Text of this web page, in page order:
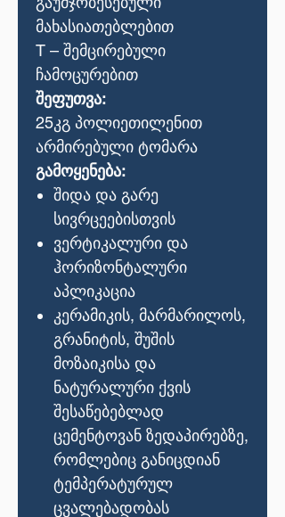
მახასიათებლებით
T – შემცირებული
ჩამოცურებით
შეფუთვა:
25კგ პოლიეთილენით
არმირებული ტომარა
გამოყენება:
შიდა და გარე
სივრცეებისთვის
ვერტიკალური და
ჰორიზონტალური
აპლიკაცია
კერამიკის, მარმარილოს,
გრანიტის, შუშის
მოზაიკისა და
ნატურალური ქვის
შესაწებებლად
ცემენტოვან ზედაპირებზე,
რომლებიც განიცდიან
ტემპერატურულ
ცვალებადობას